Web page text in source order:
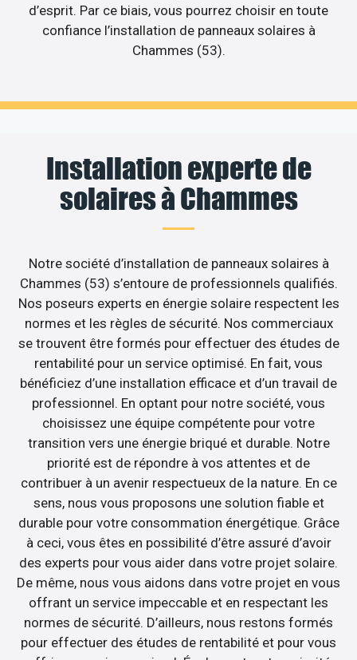
d’esprit. Par ce biais, vous pourrez choisir en toute
confiance l’installation de panneaux solaires à
Chammes (53).
Installation experte de
solaires à Chammes
Notre société d’installation de panneaux solaires à
Chammes (53) s’entoure de professionnels qualifiés.
Nos poseurs experts en énergie solaire respectent les
normes et les règles de sécurité. Nos commerciaux
se trouvent être formés pour effectuer des études de
rentabilité pour un service optimisé. En fait, vous
bénéficiez d’une installation efficace et d’un travail de
professionnel. En optant pour notre société, vous
choisissez une équipe compétente pour votre
transition vers une énergie briqué et durable. Notre
priorité est de répondre à vos attentes et de
contribuer à un avenir respectueux de la nature. En ce
sens, nous vous proposons une solution fiable et
durable pour votre consommation énergétique. Grâce
à ceci, vous êtes en possibilité d’être assuré d’avoir
des experts pour vous aider dans votre projet solaire.
De même, nous vous aidons dans votre projet en vous
offrant un service impeccable et en respectant les
normes de sécurité. D’ailleurs, nous restons formés
pour effectuer des études de rentabilité et pour vous